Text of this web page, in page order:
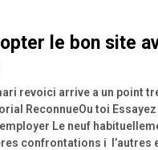
le bon site
revoici arrive a un point
ReconnueOu toi
Le neuf
confrontations i l’autres